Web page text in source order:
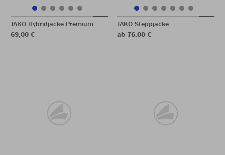
JAKO Hybridjacke Premium
69,00 €
JAKO Steppjacke
ab 76,00 €